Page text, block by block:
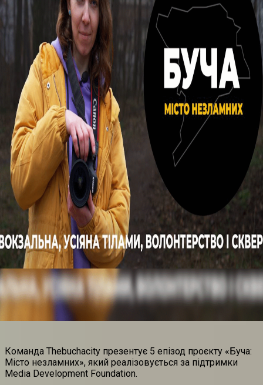
Команда Thebuchacity презентує 5 епізод проєкту «Буча:
Місто незламних», який реалізовується за підтримки
Media Development Foundation.